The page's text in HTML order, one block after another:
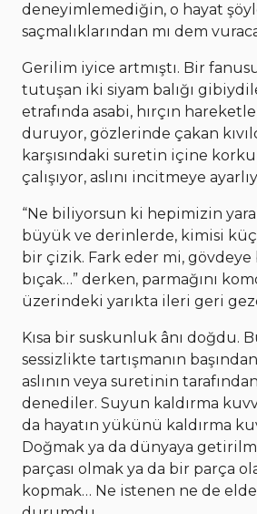
deneyimlemediğin, o hayat
saçmalıklarından mı dem
Gerilim iyice artmıştı. Bir
tutuşan iki siyam balığı
etrafında asabi, hırçın
duruyor, gözlerinde çakan
karşısındaki suretin içine korku
çalışıyor, aslını incitmeye
“Ne biliyorsun ki hepimizin
büyük ve derinlerde, kimisi
bir çizik. Fark eder mi,
bıçak…” derken, parmağını
üzerindeki yarıkta ileri geri
Kısa bir suskunluk ânı doğdu. Bu
sessizlikte tartışmanın
aslının veya suretinin
denediler. Suyun kaldırma
da hayatın yükünü kaldırma
Doğmak ya da dünyaya
parçası olmak ya da bir parça
kopmak… Ne istenen ne de